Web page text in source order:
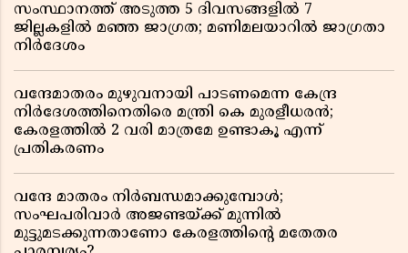
സംസ്ഥാനത്ത് അടുത്ത 5 ദിവസങ്ങളിൽ 7
ജില്ലകളിൽ മഞ്ഞ ജാഗ്രത; മണിമലയാറിൽ ജാഗ്രതാ
നിർദേശം
വന്ദേമാതരം മുഴുവനായി പാടണമെന്ന കേന്ദ്ര
നിർദേശത്തിനെതിരെ മന്ത്രി കെ മുരളീധരൻ;
കേരളത്തിൽ 2 വരി മാത്രമേ ഉണ്ടാകൂ എന്ന്
പ്രതികരണം
വന്ദേ മാതരം നിർബന്ധമാക്കുമ്പോൾ;
സംഘപരിവാർ അജണ്ടയ്ക്ക് മുന്നിൽ
മുട്ടുമടക്കുന്നതാണോ കേരളത്തിന്റെ മതേതര